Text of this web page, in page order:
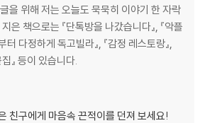
을 위해 저는 오늘도 묵묵히 이야기 한 자락
은 책으로는 『단톡방을 나갔습니다』, 『악플
터 다정하게 독고빌라』, 『감정 레스토랑』,
집』 등이 있습니다.
친구에게 마음속 끈적이를 던져 보세요!